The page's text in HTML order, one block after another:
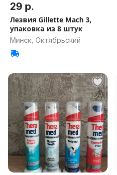
29 р.
Лезвия Gillette Mach 3,
упаковка из 8 штук
Минск, Октябрьский